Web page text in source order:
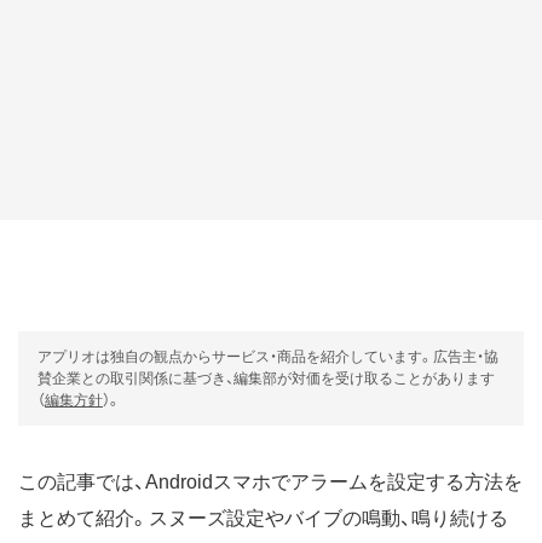
アプリオは独自の観点からサービス・商品を紹介しています。広告主・協
賛企業との取引関係に基づき、編集部が対価を受け取ることがあります
（編集方針）。
この記事では、Androidスマホでアラームを設定する方法を
まとめて紹介。スヌーズ設定やバイブの鳴動、鳴り続ける